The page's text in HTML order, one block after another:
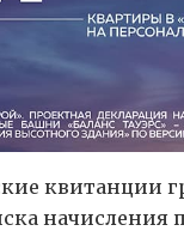
квитанции